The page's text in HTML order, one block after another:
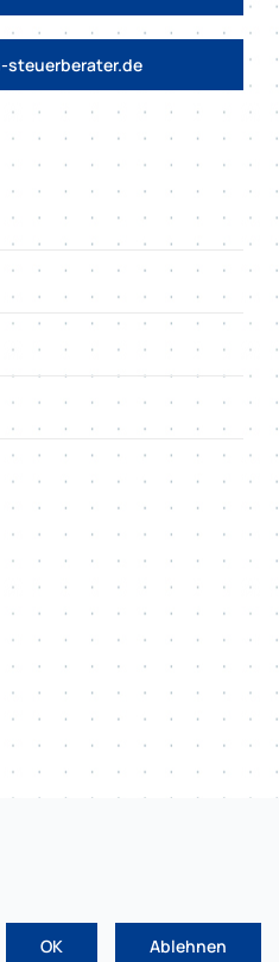
steuerberater.de
Bayreuth
OK Ablehnen